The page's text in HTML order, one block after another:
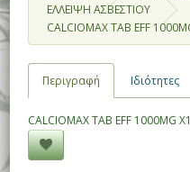
ΕΛΛΕΙΨΗ ΑΣΒΕΣΤΙΟΥ
CALCIOMAX TAB EFF
Περιγραφή Ιδιότητες
CALCIOMAX TAB EFF 1000MG